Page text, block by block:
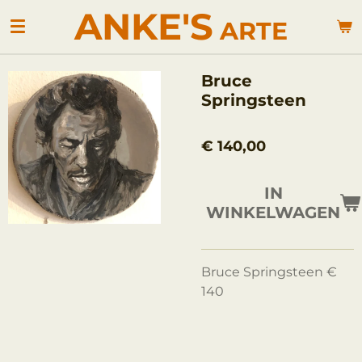
Ga
direct
de
hoofdinhoud
ANKE'S ARTE
Bruce
Springsteen
€ 140,00
IN
WINKELWAGEN
Bruce Springsteen €
140